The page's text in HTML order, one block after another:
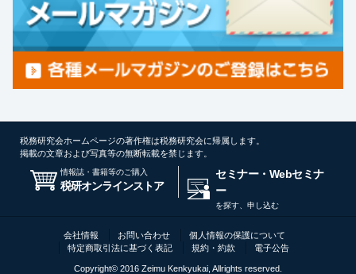
税務研究会ホームページの著作権は税務研究会に帰属します。
掲載の文章および写真等の無断転載を禁じます。
情報誌・書籍等のご購入
税研オンラインストア
セミナー・Webセミナ
ー
を探す、申し込む
会社情報 お問い合わせ
個人情報の保護について
特定商取引法に基づく表記
規約・約款 電子公告
Copyright© 2016 Zeimu Kenkyukai, Allrights reserved.